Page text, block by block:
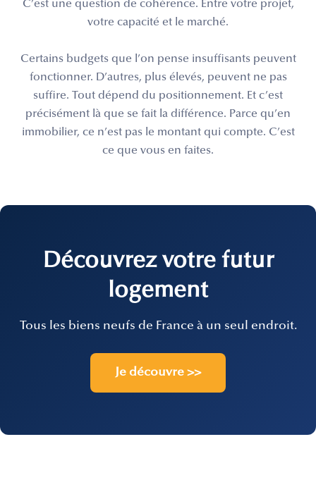
C’est une question de cohérence. Entre votre projet,
votre capacité et le marché.
Certains budgets que l’on pense insuffisants peuvent
fonctionner. D’autres, plus élevés, peuvent ne pas
suffire. Tout dépend du positionnement. Et c’est
précisément là que se fait la différence. Parce qu’en
immobilier, ce n’est pas le montant qui compte. C’est
ce que vous en faites.
Découvrez votre futur
logement
Tous les biens neufs de France à un seul endroit.
Je découvre >>